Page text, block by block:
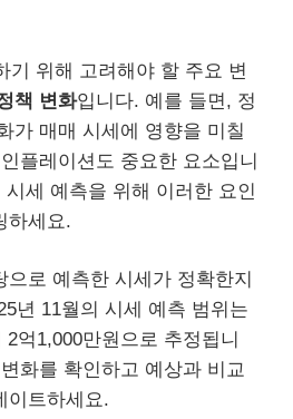
기 위해 고려해야 할 주요 변
책 변화입니다. 예를 들면, 정
가 매매 시세에 영향을 미칠
플레이션도 중요한 요소입니
세 예측을 위해 이러한 요인
하세요.
으로 예측한 시세가 정확한지
년 11월의 시세 예측 범위는
억1,000만원으로 추정됩니
화를 확인하고 예상과 비교
이트하세요.